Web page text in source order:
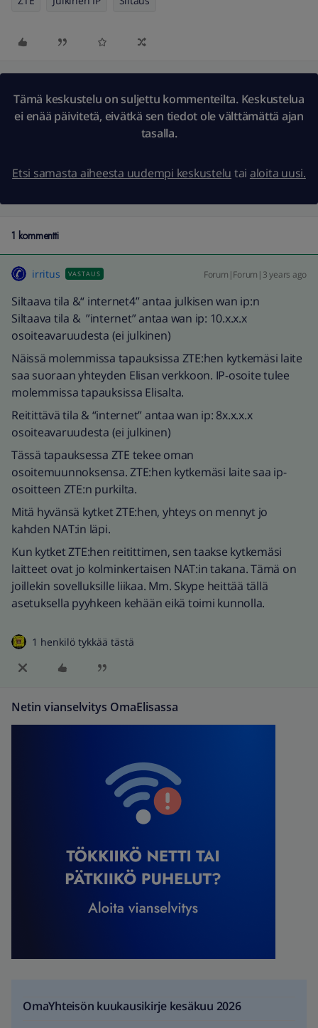
Tämä keskustelu on suljettu kommenteilta. Keskustelua
ei enää päivitetä, eivätkä sen tiedot ole välttämättä ajan
tasalla.
Etsi samasta aiheesta uudempi keskustelu tai aloita uusi.
1 kommentti
irritus VASTAUS Forum|Forum|3 years ago
Siltaava tila &“ internet4” antaa julkisen wan ip:n
Siltaava tila & ”internet” antaa wan ip: 10.x.x.x
osoiteavaruudesta (ei julkinen)
Näissä molemmissa tapauksissa ZTE:hen kytkemäsi laite
saa suoraan yhteyden Elisan verkkoon. IP-osoite tulee
molemmissa tapauksissa Elisalta.
Reitittävä tila & “internet” antaa wan ip: 8x.x.x.x
osoiteavaruudesta (ei julkinen)
Tässä tapauksessa ZTE tekee oman
osoitemuunnoksensa. ZTE:hen kytkemäsi laite saa ip-
osoitteen ZTE:n purkilta.
Mitä hyvänsä kytket ZTE:hen, yhteys on mennyt jo
kahden NAT:in läpi.
Kun kytket ZTE:hen reitittimen, sen taakse kytkemäsi
laitteet ovat jo kolminkertaisen NAT:in takana. Tämä on
joillekin sovelluksille liikaa. Mm. Skype heittää tällä
asetuksella pyyhkeen kehään eikä toimi kunnolla.
1 henkilö tykkää tästä
Netin vianselvitys OmaElisassa
OmaYhteisön kuukausikirje kesäkuu 2026